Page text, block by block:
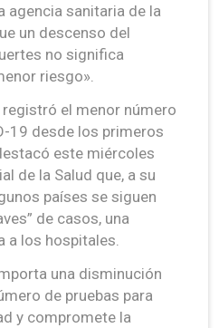
agencia sanitaria de la
un descenso del
no significa
riesgo».
el menor número
19 desde los primeros
este miércoles
de la Salud que, a su
países se siguen
de casos, una
a los hospitales.
una disminución
de pruebas para
y compromete la